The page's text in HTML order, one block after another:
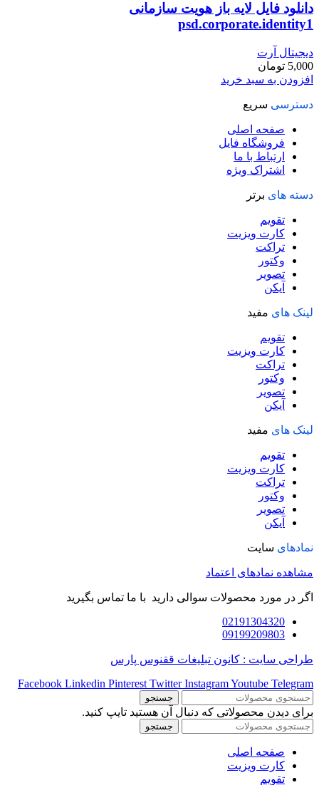
دانلود فایل لایه باز هویت سازمانی
psd.corporate.identity1
دیجیتال آرت
5,000 تومان
افزودن به سبد خرید
دسترسی سریع
صفحه اصلی
فروشگاه فایل
ارتباط با ما
اشتراک ویژه
دسته های برتر
تقویم
کارت ویزیت
تراکت
وکتور
تصویر
آیکن
لینک های مفید
تقویم
کارت ویزیت
تراکت
وکتور
تصویر
آیکن
لینک های مفید
تقویم
کارت ویزیت
تراکت
وکتور
تصویر
آیکن
نمادهای سایت
مشاهده نمادهای اعتماد
اگر در مورد محصولات سوالی دارید با ما تماس بگیرید
02191304320
09199209803
طراحی سایت : کانون تبلیغات ققنوس پارس
Facebook Linkedin Pinterest Twitter InstagramYoutube Telegram
جستجو
برای دیدن محصولاتی که دنبال آن هستید تایپ کنید.
جستجو
صفحه اصلی
کارت ویزیت
تقویم